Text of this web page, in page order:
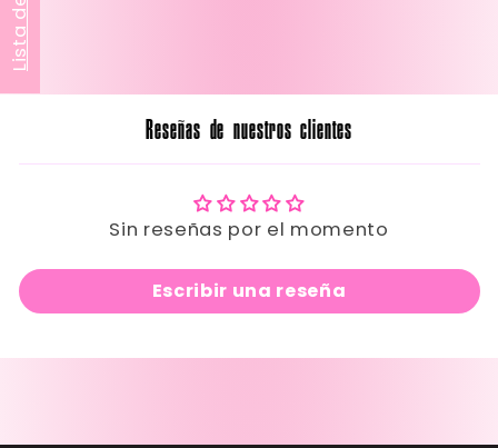
Reseñas de nuestros clientes
Sin reseñas por el momento
Escribir una reseña